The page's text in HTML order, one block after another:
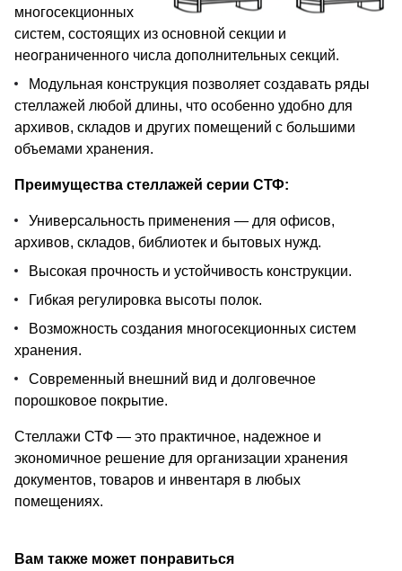
многосекционных
систем, состоящих из основной секции и
неограниченного числа дополнительных секций.
Модульная конструкция позволяет создавать ряды
стеллажей любой длины, что особенно удобно для
архивов, складов и других помещений с большими
объемами хранения.
Преимущества стеллажей серии СТФ:
Универсальность применения — для офисов,
архивов, складов, библиотек и бытовых нужд.
Высокая прочность и устойчивость конструкции.
Гибкая регулировка высоты полок.
Возможность создания многосекционных систем
хранения.
Современный внешний вид и долговечное
порошковое покрытие.
Стеллажи СТФ — это практичное, надежное и
экономичное решение для организации хранения
документов, товаров и инвентаря в любых
помещениях.
Вам также может понравиться